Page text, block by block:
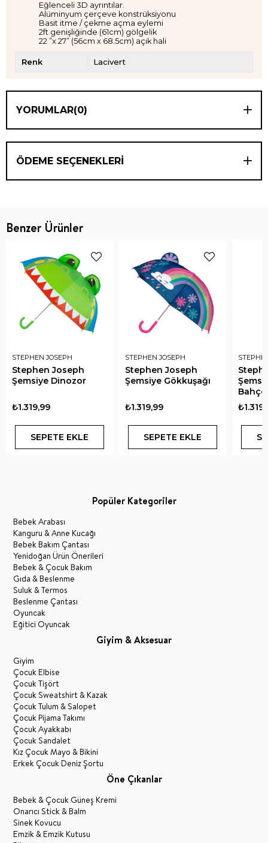
Eğlenceli 3D ayrıntılar.
Alüminyum çerçeve konstrüksiyonu
Basit itme / çekme açma eylemi
2ft genişliğinde (61cm) gölgelik
22 ”x 27” (56cm x 68.5cm) açık hali
Renk Lacivert
YORUMLAR(0)
ÖDEME SEÇENEKLERI
Benzer Ürünler
STEPHEN JOSEPH
Stephen Joseph
Şemsiye Dinozor
₺1.319,99
SEPETE EKLE
STEPHEN JOSEPH
Stephen Joseph
Şemsiye Gökkuşağı
₺1.319,99
SEPETE EKLE
Popüler Kategoriler
Bebek Arabası
Kanguru & Anne Kucağı
Bebek Bakım Çantası
Yenidoğan Ürün Önerileri
Bebek & Çocuk Bakım
Gıda & Beslenme
Suluk & Termos
Beslenme Çantası
Oyuncak
Eğitici Oyuncak
Giyim & Aksesuar
Giyim
Çocuk Elbise
Çocuk Tişört
Çocuk Sweatshirt & Kazak
Çocuk Tulum & Salopet
Çocuk Pijama Takımı
Çocuk Ayakkabı
Çocuk Sandalet
Kız Çocuk Mayo & Bikini
Erkek Çocuk Deniz Şortu
Öne Çıkanlar
Bebek & Çocuk Güneş Kremi
Onarıcı Stick & Balm
Sinek Kovucu
Emzik & Emzik Kutusu